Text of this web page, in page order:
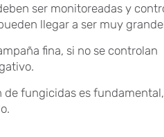
ser monitoreadas y
llegar a ser muy
fina, si no se controlan
de fungicidas es